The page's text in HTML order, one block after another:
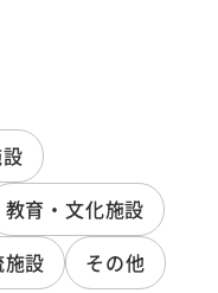
教育・文化施設
設 その他